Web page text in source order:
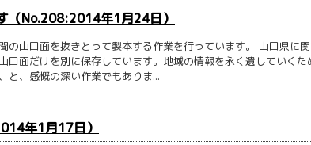
（No.208:2014年1月24日）
の山口面を抜きとって製本する作業を行っています。 山口県に
口面だけを別に保存しています。地域の情報を永く遺していく
と、感慨の深い作業でもありま...
年1月17日）